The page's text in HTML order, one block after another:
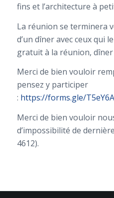
fins et l’architecture à
La réunion se terminera
d’un dîner avec ceux qui
gratuit à la réunion, dîner
Merci de bien vouloir
pensez y participer
: https://forms.gle/
Merci de bien vouloir
d’impossibilité de
4612).